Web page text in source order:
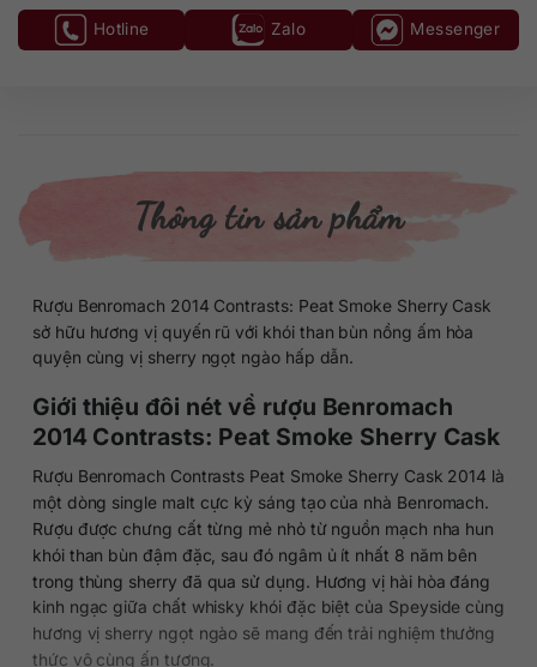
Hotline Zalo Messenger
Thông tin sản phẩm
Rượu Benromach 2014 Contrasts: Peat Smoke Sherry Cask
sở hữu hương vị quyến rũ với khói than bùn nồng ấm hòa
quyện cùng vị sherry ngọt ngào hấp dẫn.
Giới thiệu đôi nét về rượu Benromach
2014 Contrasts: Peat Smoke Sherry Cask
Rượu Benromach Contrasts Peat Smoke Sherry Cask 2014 là
một dòng single malt cực kỳ sáng tạo của nhà Benromach.
Rượu được chưng cất từng mẻ nhỏ từ nguồn mạch nha hun
khói than bùn đậm đặc, sau đó ngâm ủ ít nhất 8 năm bên
trong thùng sherry đã qua sử dụng. Hương vị hài hòa đáng
kinh ngạc giữa chất whisky khói đặc biệt của Speyside cùng
hương vị sherry ngọt ngào sẽ mang đến trải nghiệm thưởng
thức vô cùng ấn tượng.